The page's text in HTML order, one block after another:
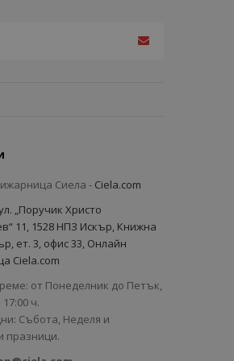
Сиела - Ciela.com
„Поручик Христо
11, 1528 НПЗ Искър, Книжна
ет. 3, офис 33, Онлайн
Ciela.com
от Понеделник до Петък,
ч.
Събота, Неделя и
празници.